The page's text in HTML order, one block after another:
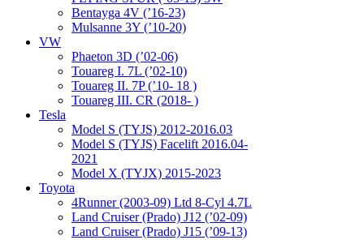
Bentayga 4V (’16-23)
Mulsanne 3Y (’10-20)
VW
Phaeton 3D (’02-06)
Touareg I. 7L (’02-10)
Touareg II. 7P (’10- 18 )
Touareg III. CR (2018- )
Tesla
Model S (TYJS) 2012-2016.03
Model S (TYJS) Facelift 2016.04-
2021
Model X (TYJX) 2015-2023
Toyota
4Runner (2003-09) Ltd 8-Cyl 4.7L
Land Cruiser (Prado) J12 (’02-09)
Land Cruiser (Prado) J15 (’09-13)